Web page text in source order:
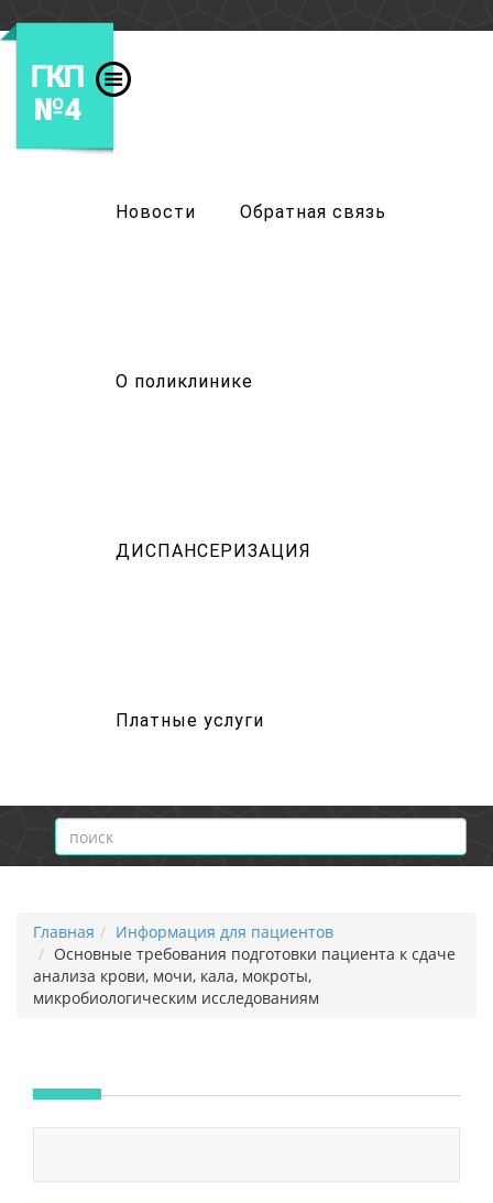
ГКП
№4
Новости Обратная связь
О поликлинике
ДИСПАНСЕРИЗАЦИЯ
Платные услуги
Главная
Информация для пациентов
Основные требования подготовки пациента к сдаче
анализа крови, мочи, кала, мокроты,
микробиологическим исследованиям